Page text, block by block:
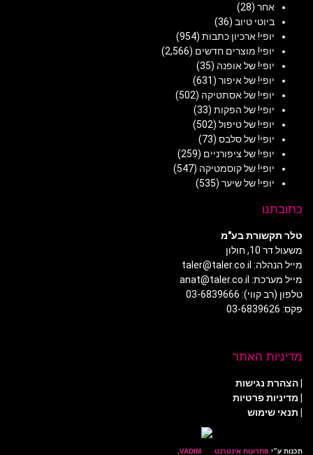
אחר (28)
ביוטי טיוב (36)
יופי! ארכיון כתבות (954)
יופי! מוצרים חדשים (2,566)
יופי! של אופנה (35)
יופי! של איפור (631)
יופי! של אסתטיקה (502)
יופי! של הפקות (33)
יופי! של טיפול (502)
יופי! של סלבס (73)
יופי! של ציפורניים (259)
יופי! של קוסמטיקה (547)
יופי! של שיער (535)
כתובתנו
טלר תקשורת בע"מ
משעול דר 10, חולון
מייל הנהלה: taler@taler.co.il
מייל מערכת: anat@taler.co.il
טלפון (רב קווי): 03-6839666
פקס: 03-6839626
מדיניות האתר
|הצהרת נגישות
| מדיניות פרטיות
| תנאי שימוש
תכנות ע״י פתרונות אינטרנט